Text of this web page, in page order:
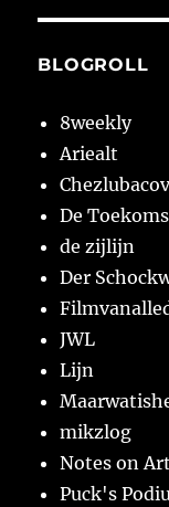
BLOGROLL
8weekly
Ariealt
De
de zijlijn
Der
JWL
Lijn
mikzlog
Notes on Art
Puck's